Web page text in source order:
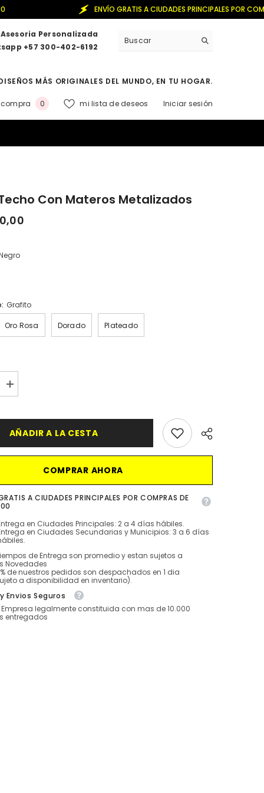
ENVÍO GRATIS A CIUDADES PRINCIPALES POR COMPRAS DE
Asesoria Personalizada
+57 300-402-6192
MÁS ORIGINALES DEL MUNDO, EN TU HOGAR.
00
mi lista de deseos Iniciar sesión
Con Materos Metalizados
Grafito
Oro Rosa Dorado Plateado
aumentar
la
de
Metalizados
AÑADIR A LA CESTA
COMPRAR AHORA
A CIUDADES PRINCIPALES POR COMPRAS DE
en Ciudades Principales: 2 a 4 días hábiles.
en Ciudades Secundarias y Municipios: 3 a 6 días
de Entrega son promedio y estan sujetos a
Novedades
de nuestros pedidos son despachados en 1 dia
a disponibilidad en inventario).
Envios Seguros
legalmente constituida con mas de 10.000
entregados